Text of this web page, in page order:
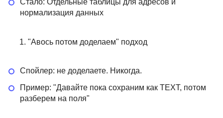
Стало: Отдельные таблицы для адресов и
нормализация данных
"Авось потом доделаем" подход
Спойлер: не доделаете. Никогда.
Пример: "Давайте пока сохраним как TEXT, потом
разберем на поля"